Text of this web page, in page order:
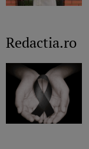
Redactia.ro